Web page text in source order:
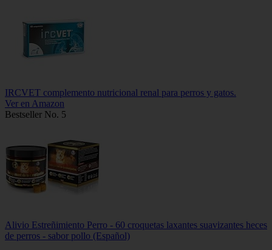
IRCVET complemento nutricional renal para perros y gatos.
Ver en Amazon
Bestseller No. 5
Alivio Estreñimiento Perro - 60 croquetas laxantes suavizantes heces
de perros - sabor pollo (Español)